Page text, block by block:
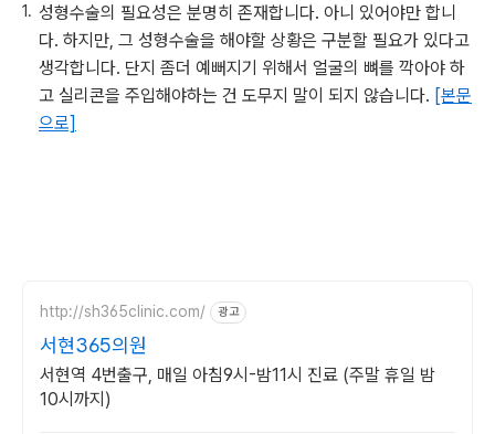
성형수술의 필요성은 분명히 존재합니다. 아니 있어야만 합니
다. 하지만, 그 성형수술을 해야할 상황은 구분할 필요가 있다고
생각합니다. 단지 좀더 예뻐지기 위해서 얼굴의 뼈를 깍아야 하
고 실리콘을 주입해야하는 건 도무지 말이 되지 않습니다. [본문
으로]
http://sh365clinic.com/ 광고
서현365의원
서현역 4번출구, 매일 아침9시-밤11시 진료 (주말 휴일 밤
10시까지)